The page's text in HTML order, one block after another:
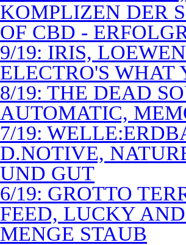
KOMPLIZEN DER
OF CBD -
9/19: IRIS,
ELECTRO'S
8/19: THE DEAD
AUTOMATIC,
7/19:
D.NOTIVE,
UND GUT
6/19: GROTTO
FEED, LUCKY
MENGE STAUB